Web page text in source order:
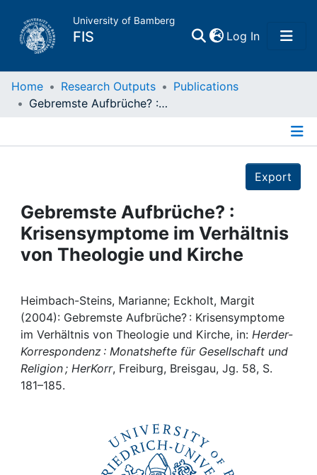
University of Bamberg
FIS Log In(current)
Home
Projects
People
Awards
My FIS
Help
Home Research Outputs
Publications
Gebremste Aufbrüche? : Krisensymptome im Verhältnis von Theologie und Kirche
Export
Gebremste Aufbrüche? :
Krisensymptome im Verhältnis
von Theologie und Kirche
Heimbach-Steins, Marianne; Eckholt, Margit
(2004): Gebremste Aufbrüche? : Krisensymptome
im Verhältnis von Theologie und Kirche, in: Herder-
Korrespondenz : Monatshefte für Gesellschaft und
Religion ; HerKorr, Freiburg, Breisgau, Jg. 58, S.
181–185.